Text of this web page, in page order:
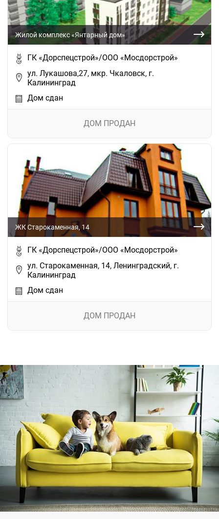
Жилой комплекс «Янтарный дом»
ГК «Дорспецстрой»/ООО «Мосдорстрой»
ул. Лукашова,27, мкр. Чкаловск, г.
Калининград
Дом сдан
ДОМ ПРОДАН
ЖК Старокаменная, 14
ГК «Дорспецстрой»/ООО «Мосдорстрой»
ул. Старокаменная, 14, Ленинградский, г.
Калининград
Дом сдан
ДОМ ПРОДАН